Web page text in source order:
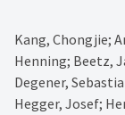
Kang, Chongjie;
Henning; Beetz,
Degener,
Hegger, Josef;